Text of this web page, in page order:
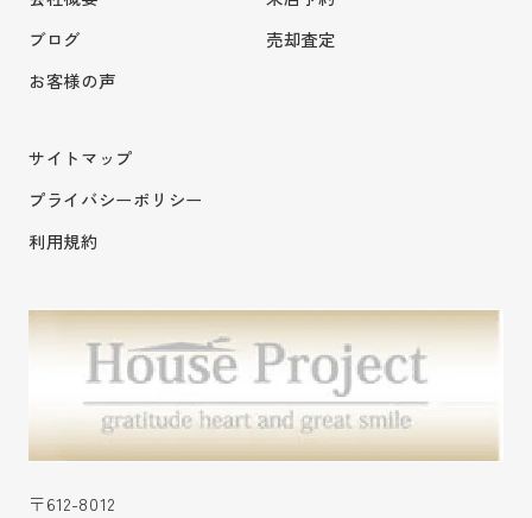
ブログ
お客様の声
売却査定
サイトマップ
プライバシーポリシー
利用規約
〒612-8012